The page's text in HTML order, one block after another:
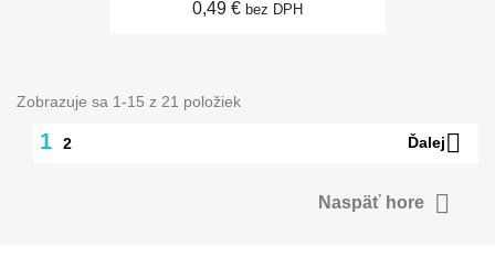
0,49 € bez DPH
Zobrazuje sa 1-15 z 21 položiek
1 2 Ďalej
Naspäť hore 